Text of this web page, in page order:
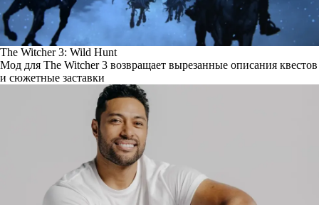
The Witcher 3: Wild Hunt
Мод для The Witcher 3 возвращает вырезанные описания квестов
и сюжетные заставки